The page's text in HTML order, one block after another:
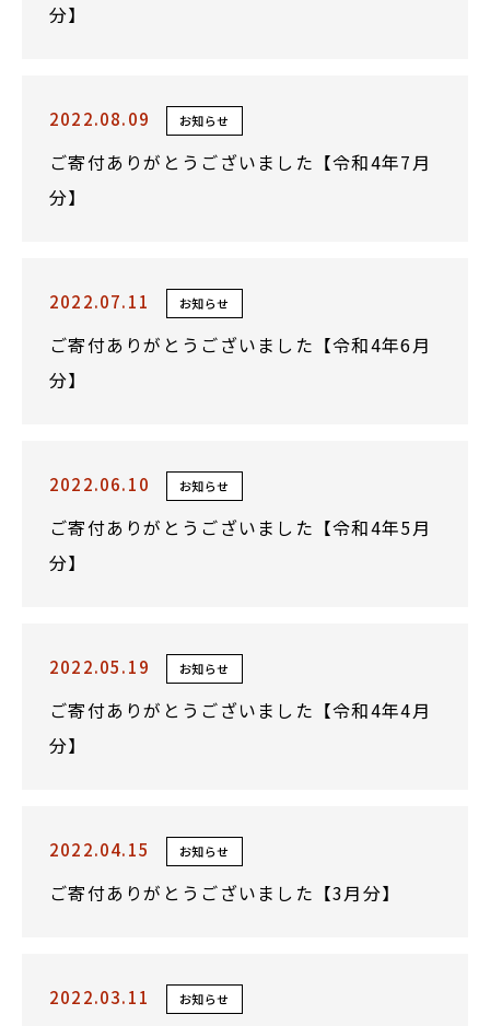
分】
2022.08.09 お知らせ
ご寄付ありがとうございました【令和4年7月
分】
2022.07.11 お知らせ
ご寄付ありがとうございました【令和4年6月
分】
2022.06.10 お知らせ
ご寄付ありがとうございました【令和4年5月
分】
2022.05.19 お知らせ
ご寄付ありがとうございました【令和4年4月
分】
2022.04.15 お知らせ
ご寄付ありがとうございました【3月分】
2022.03.11 お知らせ